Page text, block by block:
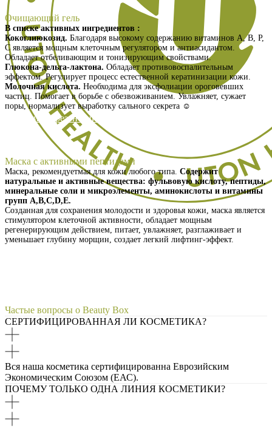
Очищающий гель
В списке активных ингредиентов :
Кокоглиюкозид. Благодаря высокому содержанию витаминов А, В, Р,
С является мощным клеточным регулятором и антиасидантом.
Обладает отбеливающим и тонизирующим свойствами.
Глюкона-дельта-лактона. Обладает противовоспалительным
эффектом. Регулирует процесс естественной кератинизации кожи.
Молочная кислота. Необходима для эксфолиации ороговевших
частиц. Помогает в борьбе с обезвоживанием. Увлажняет, сужает
поры, нормализует выработку сального секрета ☺️
Получить презентацию
Маска с активными пептидами
Маска, рекомендуетмая для кожи любого типа. Содержит
натуральные и активные вещества: фульвовую кислоту, пептиды,
минеральные соли и микроэлементы, аминокислоты и витамины
групп А,В,С,D,Е.
Созданная для сохранения молодости и здоровья кожи, маска является
стимулятором клеточной активности, обладает мощным
регенерирующим действием, питает, увлажняет, разглаживает и
уменьшает глубину морщин, создает легкий лифтинг-эффект.
Частые вопросы о Beauty Box
СЕРТИФИЦИРОВАННАЯ ЛИ КОСМЕТИКА?
Вся наша косметика сертифицированна Еврозийским
Экономическим Союзом (ЕАС).
ПОЧЕМУ ТОЛЬКО ОДНА ЛИНИЯ КОСМЕТИКИ?